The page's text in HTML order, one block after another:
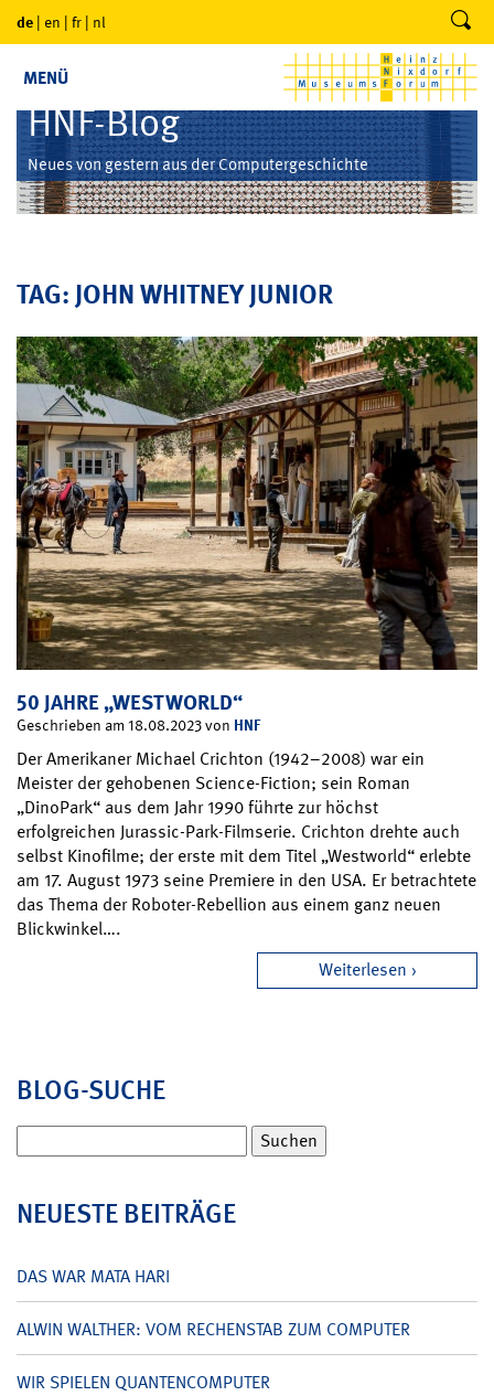
de | en | fr | nl
MENÜ
HNF-Blog
Neues von gestern aus der Computergeschichte
TAG: JOHN WHITNEY JUNIOR
50 JAHRE „WESTWORLD“
Geschrieben am 18.08.2023 von HNF
Der Amerikaner Michael Crichton (1942–2008) war ein
Meister der gehobenen Science-Fiction; sein Roman
„DinoPark“ aus dem Jahr 1990 führte zur höchst
erfolgreichen Jurassic-Park-Filmserie. Crichton drehte auch
selbst Kinofilme; der erste mit dem Titel „Westworld“ erlebte
am 17. August 1973 seine Premiere in den USA. Er betrachtete
das Thema der Roboter-Rebellion aus einem ganz neuen
Blickwinkel….
Weiterlesen
BLOG-SUCHE
nach:
NEUESTE BEITRÄGE
DAS WAR MATA HARI
ALWIN WALTHER: VOM RECHENSTAB ZUM COMPUTER
WIR SPIELEN QUANTENCOMPUTER